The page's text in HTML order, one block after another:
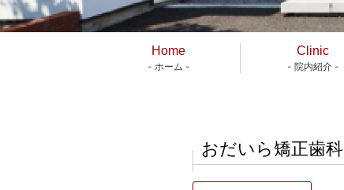
Home
- ホーム -
Clinic
- 院内紹介 -
おだいら矯正歯科